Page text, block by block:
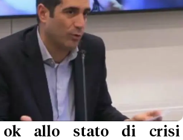
ok allo stato di crisi